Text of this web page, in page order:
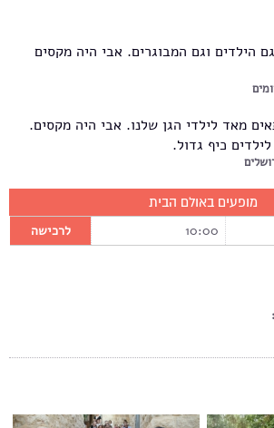
הילדים וגם המבוגרים. אבי היה מקסים
מאד לילדי הגן שלנו. אבי היה מקסים.
כיף גדול.
מופעים באולם הבית
10:00 לרכישה